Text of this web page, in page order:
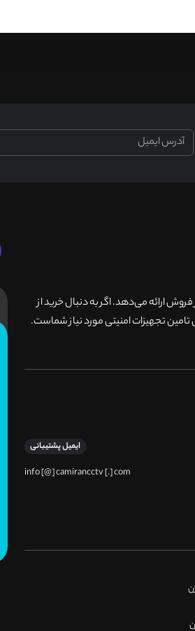
از فروش ارائه می‌دهد. اگر به دنبال خرید از
تجهیزات امنیتی مورد نیاز شماست.
ایمیل پشتیبانی
info [@] camirancctv [.] com